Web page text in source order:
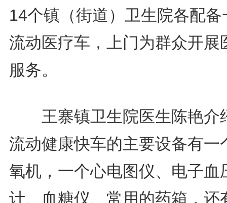
14个镇（街道）卫生院各配备
流动医疗车，上门为群众开展
服务。
王寨镇卫生院医生陈艳介
流动健康快车的主要设备有一
氧机，一个心电图仪、电子血
计、血糖仪、常用的药箱，还